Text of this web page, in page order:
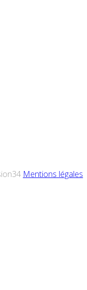
Mentions légales